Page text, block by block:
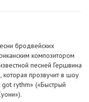
бродвейских
композитором
песней Гершвина
которая прозвучит в шоу
got rythm» («Быстрый